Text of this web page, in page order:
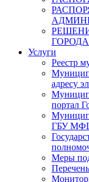
Услуги
Реестр
адресу
портал
ГБУ
Меры